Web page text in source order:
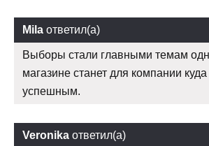
Mila ответил(а)
Выборы стали главными темам
магазине станет для компании
успешным.
Veronika ответил(а)